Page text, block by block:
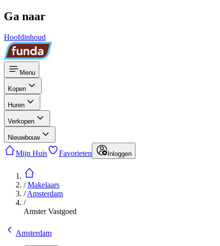
Ga naar
Hoofdinhoud
Menu
Kopen
Huren
Verkopen
Nieuwbouw
Mijn Huis Favorieten Inloggen
/Makelaars
/Amsterdam
/
Amster Vastgoed
Amsterdam